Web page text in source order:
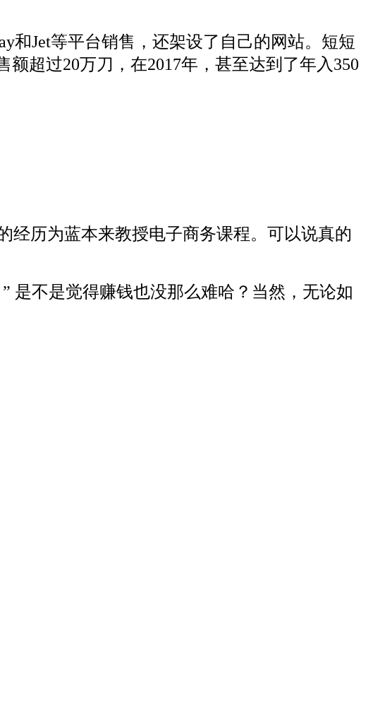
和Jet等平台销售，还架设了自己的网站。短短
超过20万刀，在2017年，甚至达到了年入350
经历为蓝本来教授电子商务课程。可以说真的
是不是觉得赚钱也没那么难哈？当然，无论如